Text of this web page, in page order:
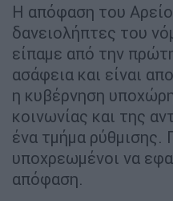
Η απόφαση του
δανειολήπτες του
είπαμε από την
ασάφεια και είναι
η κυβέρνηση
κοινωνίας και της
ένα τμήμα ρύθμισης.
υποχρεωμένοι να
απόφαση.